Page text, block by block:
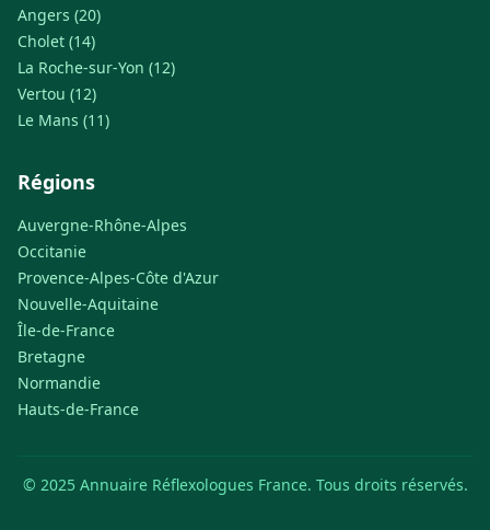
Angers (20)
Cholet (14)
La Roche-sur-Yon (12)
Vertou (12)
Le Mans (11)
Régions
Auvergne-Rhône-Alpes
Occitanie
Provence-Alpes-Côte d'Azur
Nouvelle-Aquitaine
Île-de-France
Bretagne
Normandie
Hauts-de-France
© 2025 Annuaire Réflexologues France. Tous droits réservés.